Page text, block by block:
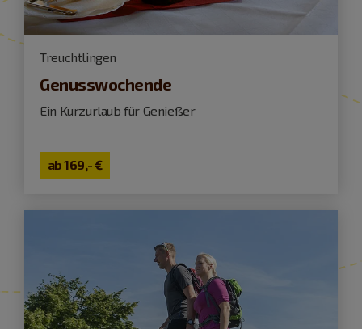
Treuchtlingen
Genusswochende
Ein Kurzurlaub für Genießer
ab169,- €